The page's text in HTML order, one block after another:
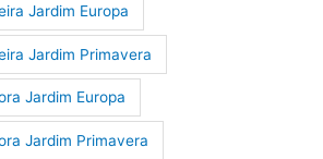
Jardim Europa
Jardim Primavera
Jardim Europa
Jardim Primavera